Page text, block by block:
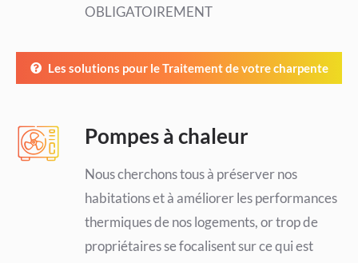
OBLIGATOIREMENT
Les solutions pour le Traitement de votre charpente
Pompes à chaleur
Nous cherchons tous à préserver nos
habitations et à améliorer les performances
thermiques de nos logements, or trop de
propriétaires se focalisent sur ce qui est